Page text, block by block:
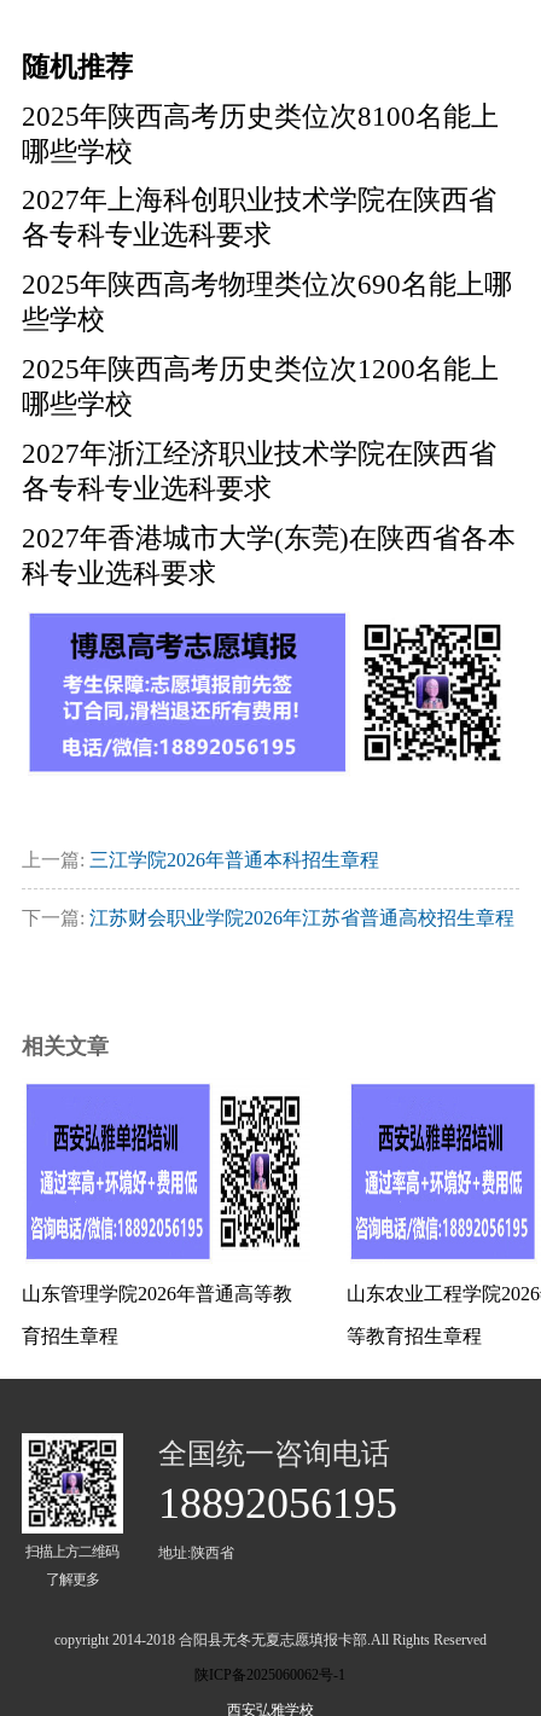
随机推荐
2025年陕西高考历史类位次8100名能上
哪些学校
2027年上海科创职业技术学院在陕西省
各专科专业选科要求
2025年陕西高考物理类位次690名能上哪
些学校
2025年陕西高考历史类位次1200名能上
哪些学校
2027年浙江经济职业技术学院在陕西省
各专科专业选科要求
2027年香港城市大学(东莞)在陕西省各本
科专业选科要求
上一篇: 三江学院2026年普通本科招生章程
下一篇: 江苏财会职业学院2026年江苏省普通高校招生章程
相关文章
山东管理学院2026年普通高等教
育招生章程
山东农业工程学院
等教育招生章程
扫描上方二维码
了解更多
全国统一咨询电话
18892056195
地址:陕西省
copyright 2014-2018 合阳县无冬无夏志愿填报卡部.All Rights Reserved
陕ICP备2025060062号-1
西安弘雅学校